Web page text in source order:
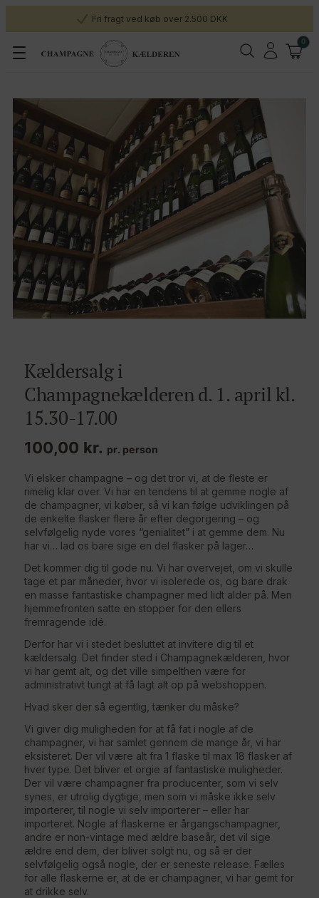
Fri fragt ved køb over 2.500 DKK
0
Kældersalg i
Champagnekælderen d. 1. april kl.
15.30-17.00
100,00 kr. pr. person
Vi elsker champagne – og det tror vi, at de fleste er
rimelig klar over. Vi har en tendens til at gemme nogle af
de champagner, vi køber, så vi kan følge udviklingen på
de enkelte flasker flere år efter degorgering – og
selvfølgelig nyde vores “genialitet” i at gemme dem. Nu
har vi… lad os bare sige en del flasker på lager…
Det kommer dig til gode nu. Vi har overvejet, om vi skulle
tage et par måneder, hvor vi isolerede os, og bare drak
en masse fantastiske champagner med lidt alder på. Men
hjemmefronten satte en stopper for den ellers
fremragende idé.
Derfor har vi i stedet besluttet at invitere dig til et
kældersalg. Det finder sted i Champagnekælderen, hvor
vi har gemt alt, og det ville simpelthen være for
administrativt tungt at få lagt alt op på webshoppen.
Hvad sker der så egentlig, tænker du måske?
Vi giver dig muligheden for at få fat i nogle af de
champagner, vi har samlet gennem de mange år, vi har
eksisteret. Der vil være alt fra 1 flaske til max 18 flasker af
hver type. Det bliver et orgie af fantastiske muligheder.
Der vil være champagner fra producenter, som vi selv
synes, er utrolig dygtige, men som vi måske ikke selv
importerer, til nogle vi selv importerer – eller har
importeret. Nogle af flaskerne er årgangschampagner,
andre er non-vintage med ældre baseår, det vil sige
ældre end dem, der bliver solgt nu, og så er der
selvfølgelig også nogle, der er seneste release. Fælles
for alle flaskerne er, at de er champagner, vi har gemt for
at drikke selv.